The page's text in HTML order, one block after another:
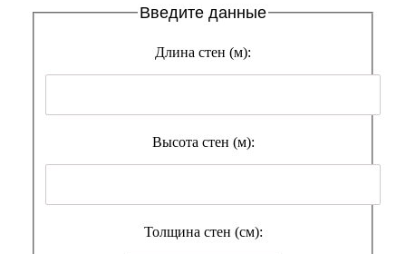
Введите данные
Длина стен (м):
Высота стен (м):
Толщина стен (см):